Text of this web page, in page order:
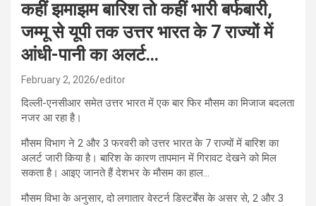
कहीं झमाझम बारिश तो कहीं भारी बर्फबारी,
जम्मू से यूपी तक उत्तर भारत के 7 राज्यों में
आंधी-पानी का अलर्ट…
February 2, 2026 editor
दिल्ली-एनसीआर समेत उत्तर भारत में एक बार फिर मौसम का मिजाज बदलता
नजर आ रहा है।
मौसम विभाग ने 2 और 3 फरवरी को उत्तर भारत के 7 राज्यों में बारिश का
अलर्ट जारी किया है। बारिश के कारण तापमान में गिरावट देखने को मिल
सकता है। आइए जानते हैं देशभर के मौसम का हाल…
मौसम विभा के अनुसार, दो लगातार वेस्टर्न डिस्टर्बेंस के असर से, 2 और 3